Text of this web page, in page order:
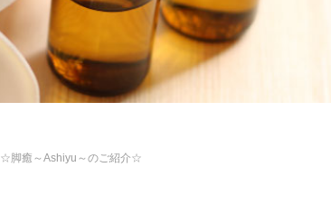
☆脚癒～Ashiyu～のご紹介☆